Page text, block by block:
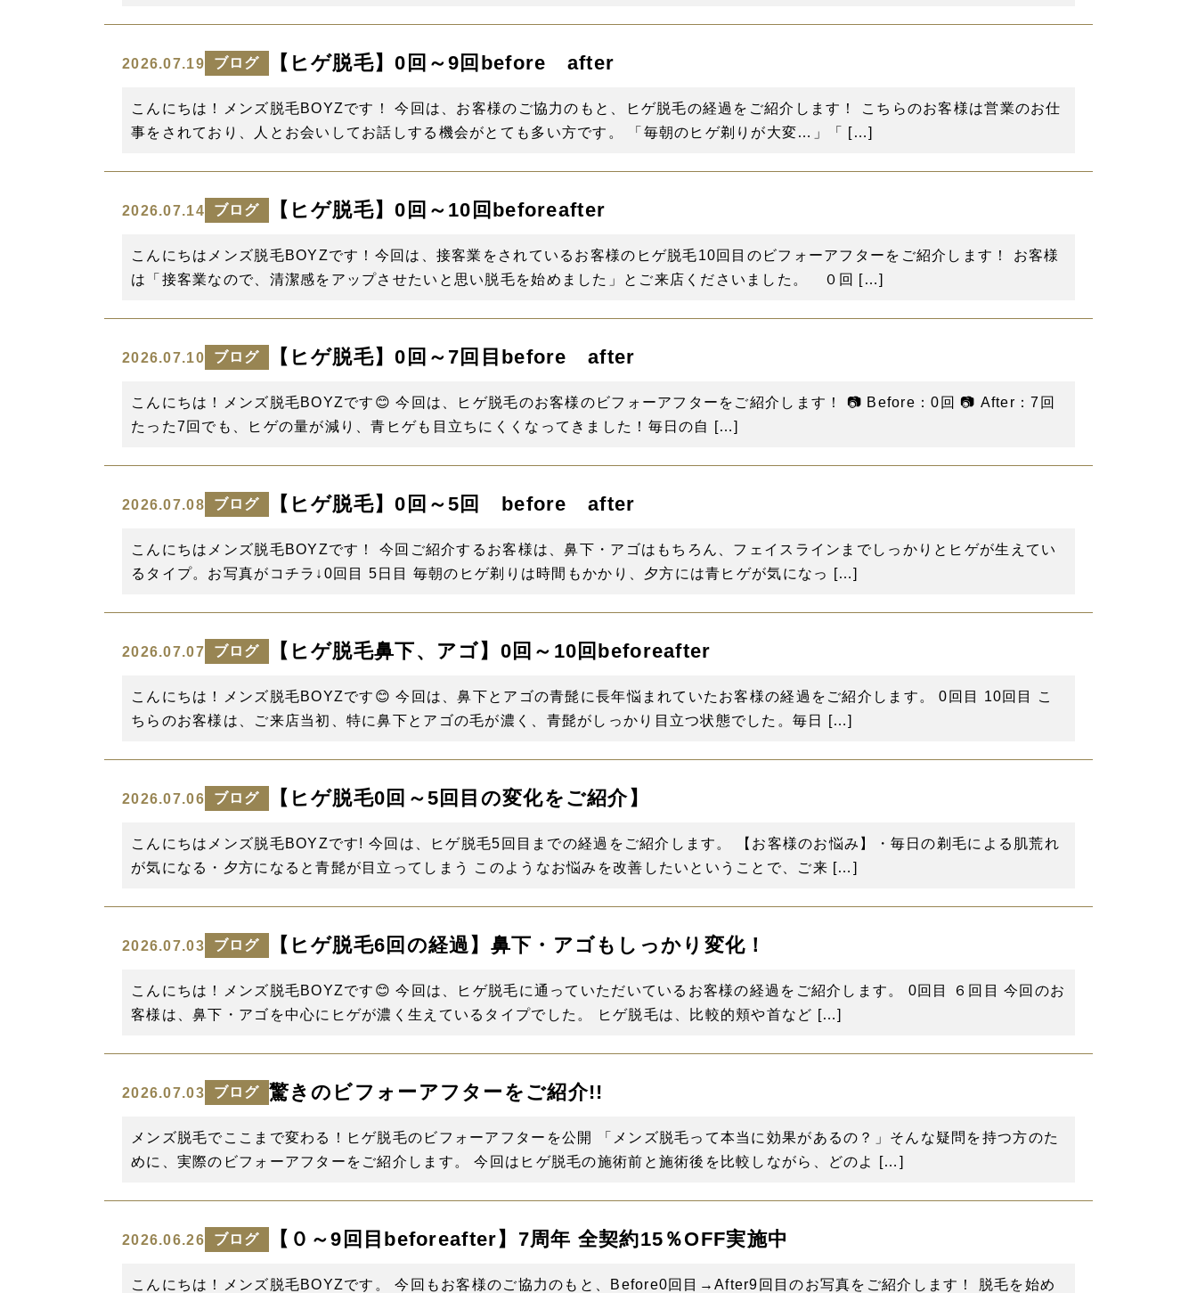
2026.07.19 ブログ 【ヒゲ脱毛】0回～9回before after
こんにちは！メンズ脱毛BOYZです！ 今回は、お客様のご協力のもと、ヒゲ脱毛の経過をご紹介します！ こちらのお客様は営業のお仕
事をされており、人とお会いしてお話しする機会がとても多い方です。 「毎朝のヒゲ剃りが大変…」「 […]
2026.07.14 ブログ 【ヒゲ脱毛】0回～10回beforeafter
こんにちはメンズ脱毛BOYZです！今回は、接客業をされているお客様のヒゲ脱毛10回目のビフォーアフターをご紹介します！ お客様
は「接客業なので、清潔感をアップさせたいと思い脱毛を始めました」とご来店くださいました。 ０回 […]
2026.07.10 ブログ 【ヒゲ脱毛】0回～7回目before after
こんにちは！メンズ脱毛BOYZです😊 今回は、ヒゲ脱毛のお客様のビフォーアフターをご紹介します！ 📷 Before：0回 📷 After：7回
たった7回でも、ヒゲの量が減り、青ヒゲも目立ちにくくなってきました！毎日の自 […]
2026.07.08 ブログ 【ヒゲ脱毛】0回～5回 before after
こんにちはメンズ脱毛BOYZです！ 今回ご紹介するお客様は、鼻下・アゴはもちろん、フェイスラインまでしっかりとヒゲが生えてい
るタイプ。お写真がコチラ↓0回目 5日目 毎朝のヒゲ剃りは時間もかかり、夕方には青ヒゲが気になっ […]
2026.07.07 ブログ 【ヒゲ脱毛鼻下、アゴ】0回～10回beforeafter
こんにちは！メンズ脱毛BOYZです😊 今回は、鼻下とアゴの青髭に長年悩まれていたお客様の経過をご紹介します。 0回目 10回目 こ
ちらのお客様は、ご来店当初、特に鼻下とアゴの毛が濃く、青髭がしっかり目立つ状態でした。毎日 […]
2026.07.06 ブログ 【ヒゲ脱毛0回～5回目の変化をご紹介】
こんにちはメンズ脱毛BOYZです! 今回は、ヒゲ脱毛5回目までの経過をご紹介します。 【お客様のお悩み】・毎日の剃毛による肌荒れ
が気になる・夕方になると青髭が目立ってしまう このようなお悩みを改善したいということで、ご来 […]
2026.07.03 ブログ 【ヒゲ脱毛6回の経過】鼻下・アゴもしっかり変化！
こんにちは！メンズ脱毛BOYZです😊 今回は、ヒゲ脱毛に通っていただいているお客様の経過をご紹介します。 0回目 ６回目 今回のお
客様は、鼻下・アゴを中心にヒゲが濃く生えているタイプでした。 ヒゲ脱毛は、比較的頬や首など […]
2026.07.03 ブログ 驚きのビフォーアフターをご紹介!!
メンズ脱毛でここまで変わる！ヒゲ脱毛のビフォーアフターを公開 「メンズ脱毛って本当に効果があるの？」そんな疑問を持つ方のた
めに、実際のビフォーアフターをご紹介します。 今回はヒゲ脱毛の施術前と施術後を比較しながら、どのよ […]
2026.06.26 ブログ 【０～9回目beforeafter】7周年 全契約15％OFF実施中
こんにちは！メンズ脱毛BOYZです。 今回もお客様のご協力のもと、Before0回目→After9回目のお写真をご紹介します！ 脱毛を始め